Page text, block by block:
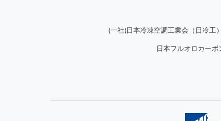
(一社)日本冷凍空調工業会（日冷工
日本フルオロカーボ